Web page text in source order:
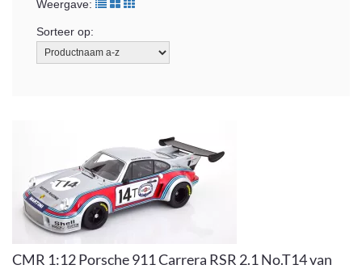
Weergave:
Sorteer op:
CMR 1:12 Porsche 911 Carrera RSR 2.1 No.T14 van